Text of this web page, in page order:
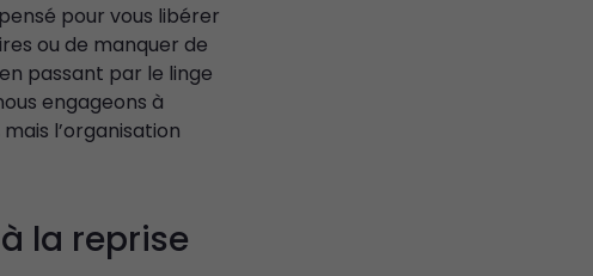
pour vous libérer
ou de manquer de
passant par le linge
engageons à
l’organisation
la reprise